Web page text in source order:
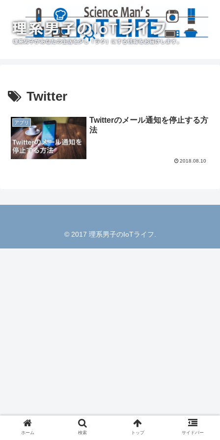
Twitter
アプリ
Twitterのメール通知を停止する方
法
2018.08.10
© 2017 理系男子のIoTライフ.
ホーム 検索 トップ サイドバー